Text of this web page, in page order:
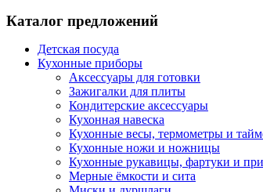
Каталог предложений
Детская посуда
Кухонные приборы
Аксессуары для готовки
Зажигалки для плиты
Кондитерские аксессуары
Кухонная навеска
Кухонные весы, термометры и
Кухонные ножи и ножницы
Кухонные рукавицы, фартуки и
Мерные ёмкости и сита